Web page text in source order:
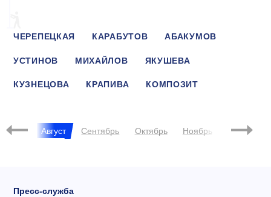
ЧЕРЕПЕЦКАЯ КАРАБУТОВ АБАКУМОВ
УСТИНОВ МИХАЙЛОВ ЯКУШЕВА
КУЗНЕЦОВА КРАПИВА КОМПОЗИТ
Июль Август Сентябрь Октябрь Ноябрь Декабрь
Пресс-служба